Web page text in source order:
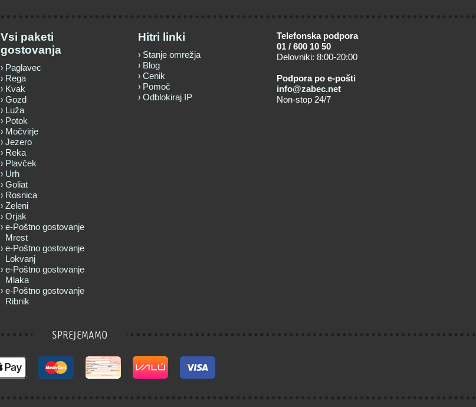
Vsi paketi
gostovanja
Paglavec
Rega
Kvak
Gozd
Luža
Potok
Močvirje
Jezero
Reka
Plavček
Urh
Goliat
Rosnica
Zeleni
Orjak
e-Poštno gostovanje
Mrest
e-Poštno gostovanje
Lokvanj
e-Poštno gostovanje
Mlaka
e-Poštno gostovanje
Ribnik
Hitri linki
Stanje omrežja
Blog
Cenik
Pomoč
Odblokiraj IP
Telefonska podpora
01 / 600 10 50
Delovniki: 8:00-20:00
Podpora po e-pošti
info@zabec.net
Non-stop 24/7
SPREJEMAMO